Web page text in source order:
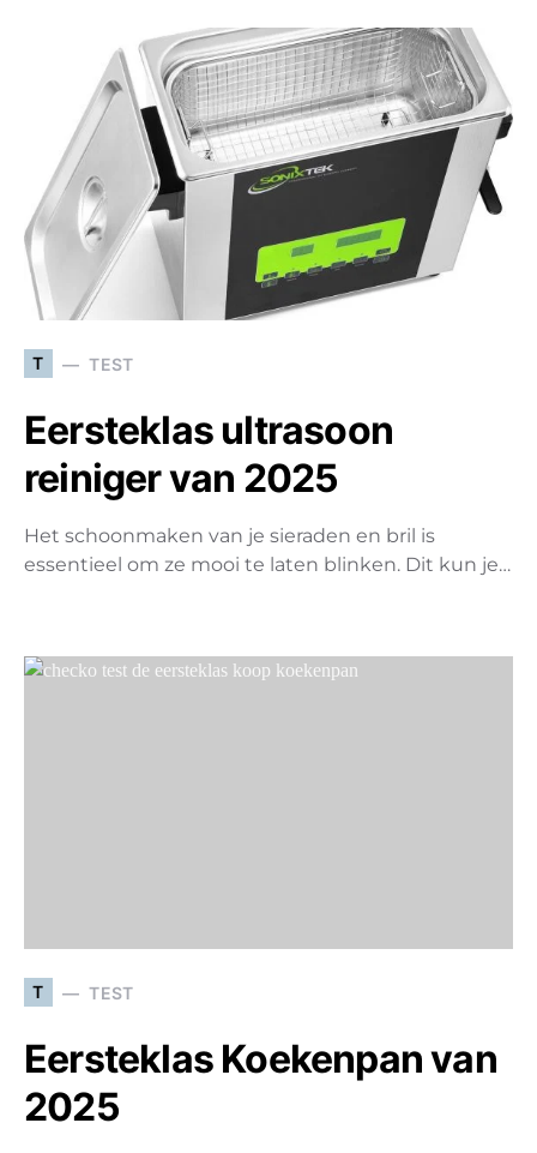
T TEST
Eersteklas ultrasoon
reiniger van 2025
Het schoonmaken van je sieraden en bril is
essentieel om ze mooi te laten blinken. Dit kun je…
T TEST
Eersteklas Koekenpan van
2025